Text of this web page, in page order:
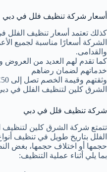
أسعار شركة تنظيف فلل في دبي
كذلك تعتمد أسعار تنظيف الفلل
الشركة أسعارًا مناسبة لجميع
والقدامى.
كما تقدم لهم العديد من
خدماتهم لضمان رضاهم
الشرق كلين لتنظيف الفلل في
شركة تنظيف فلل في دبي
تتمتع شركة الشرق كلين لتنظيف
الفلل بتاريخ طويل في تنظيف
حجمها أو اختلاف حجمها، بغض
بما يلي أثناء عملية التنظيف: